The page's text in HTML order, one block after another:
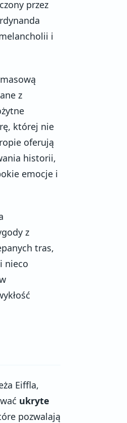
przez
i
z
której nie
oferują
historii,
emocje i
z
tras,
nieco
Eiffla,
ukryte
pozwalają